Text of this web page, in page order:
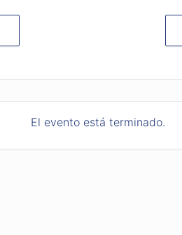
El evento está terminado.